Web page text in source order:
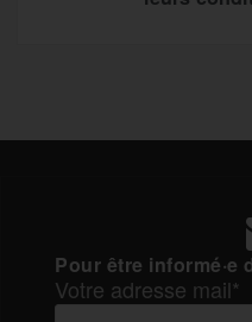
Pour être informé·e
Votre adresse mail*